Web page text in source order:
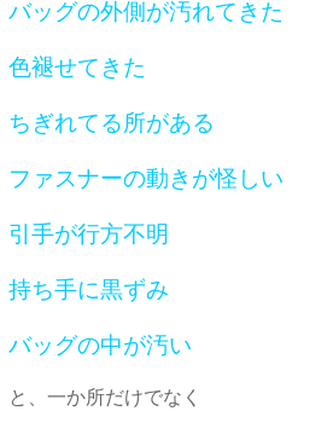
バッグの外側が汚れてきた
色褪せてきた
ちぎれてる所がある
ファスナーの動きが怪しい
引手が行方不明
持ち手に黒ずみ
バッグの中が汚い
と、一か所だけでなく